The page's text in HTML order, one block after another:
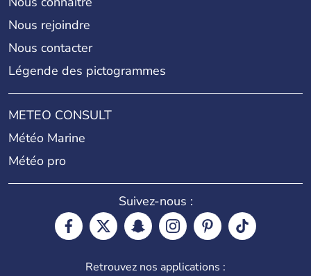
Nous rejoindre
Nous contacter
Légende des pictogrammes
METEO CONSULT
Météo Marine
Météo pro
Suivez-nous :
Retrouvez nos applications :